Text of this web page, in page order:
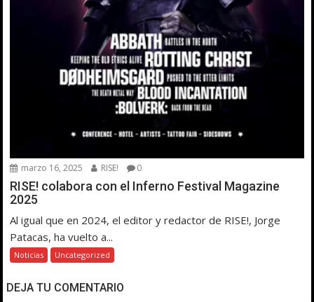
marzo 16, 2025 RISE! 0
RISE! colabora con el Inferno Festival Magazine
2025
Al igual que en 2024, el editor y redactor de RISE!, Jorge
Patacas, ha vuelto a...
Noticias Uncategorized
DEJA TU COMENTARIO